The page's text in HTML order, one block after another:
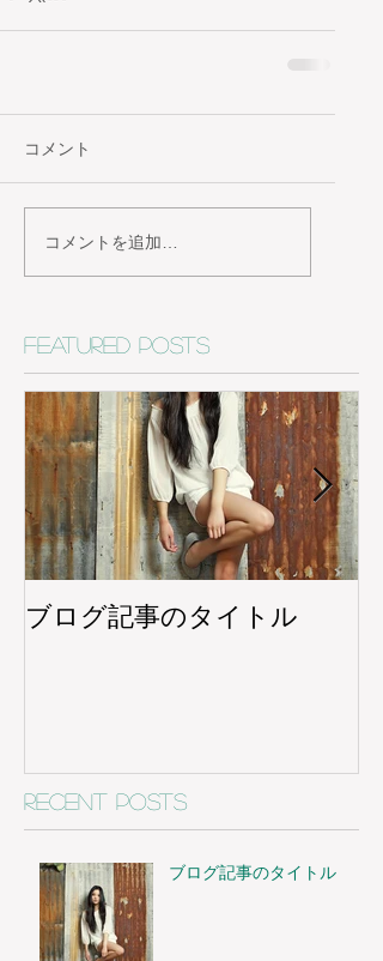
コメント
コメントを追加…
Featured Posts
ブログ記事のタイトル
Recent Posts
ブログ記事のタイトル